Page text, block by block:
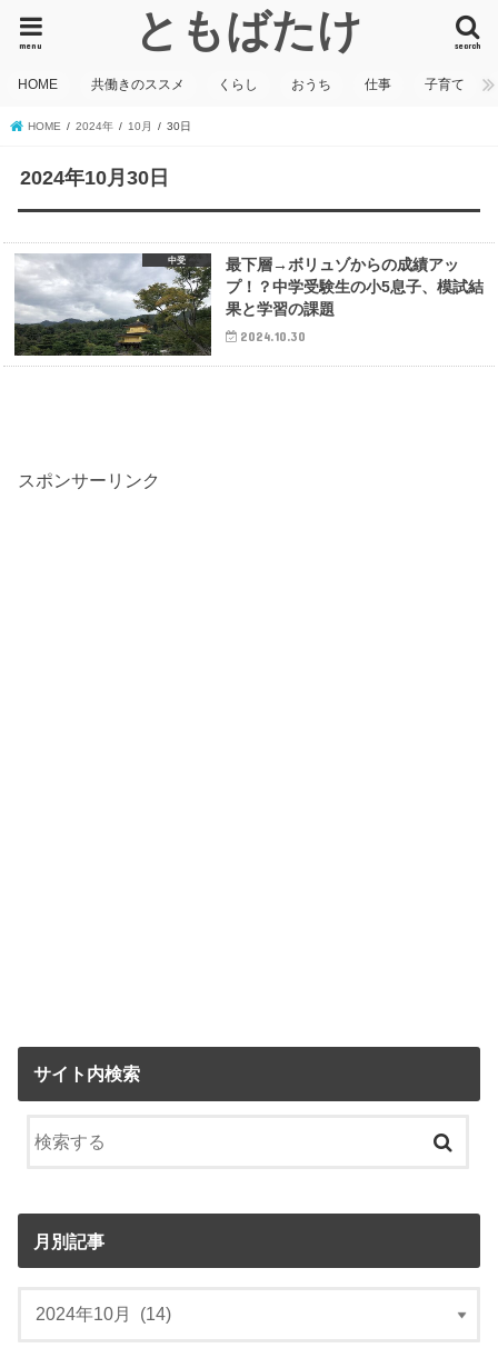
ともばたけ search
menu
HOME 共働きのススメ くらし おうち 仕事 子育て
HOME 2024年 10月 30日
2024年10月30日
中受
最下層→ボリュゾからの成績アッ
プ！？中学受験生の小5息子、模試結
果と学習の課題
2024.10.30
スポンサーリンク
サイト内検索
月別記事